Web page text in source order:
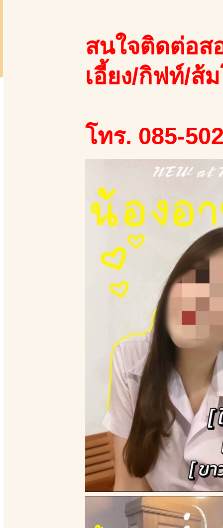
สนใจติดต่อส
เอี้ยง/กิฟท์/ส้
โทร. 085-